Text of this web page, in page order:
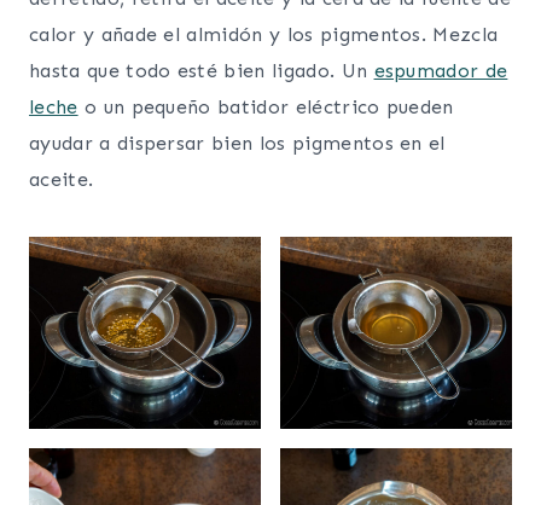
calor y añade el almidón y los pigmentos. Mezcla
hasta que todo esté bien ligado. Un espumador de
leche o un pequeño batidor eléctrico pueden
ayudar a dispersar bien los pigmentos en el
aceite.